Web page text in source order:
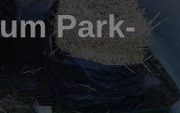
Park-